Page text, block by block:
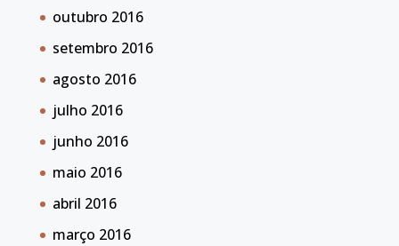
outubro 2016
setembro 2016
agosto 2016
julho 2016
junho 2016
maio 2016
abril 2016
março 2016